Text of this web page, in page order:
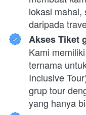
lokasi mahal,
daripada
Akses Tiket
Kami
ternama
Inclusive
grup tour
yang hanya